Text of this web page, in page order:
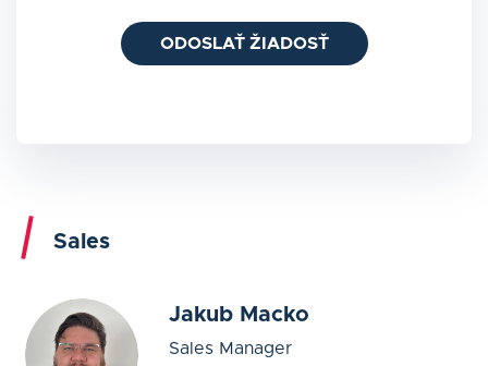
ODOSLAŤ ŽIADOSŤ
Sales
Jakub Macko
Sales Manager